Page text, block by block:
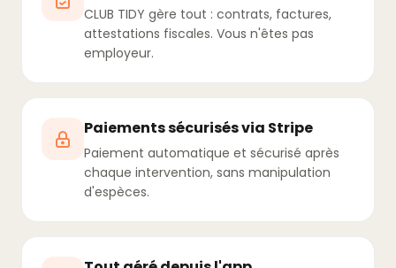
CLUB TIDY gère tout : contrats, factures,
attestations fiscales. Vous n'êtes pas
employeur.
Paiements sécurisés via Stripe
Paiement automatique et sécurisé après
chaque intervention, sans manipulation
d'espèces.